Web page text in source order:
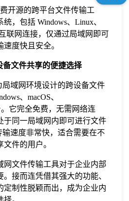
开源的跨平台文件传输工
，包括 Windows、Linux、
联网连接，仅通过局域网即可
度快且安全。
备文件共享的便捷选择
域网环境设计的跨设备文件
、macOS、
它完全免费，无需网络连
于同一局域网内即可进行文件
速度非常快，适合需要在不
件的用户。
网文件传输工具对于企业内部
接而连凭借其强大的功能、
定制性脱颖而出，成为企业内